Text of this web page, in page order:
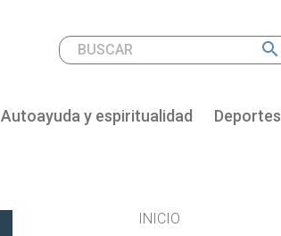
search
Autoayuda y espiritualidad Deportes
INICIO